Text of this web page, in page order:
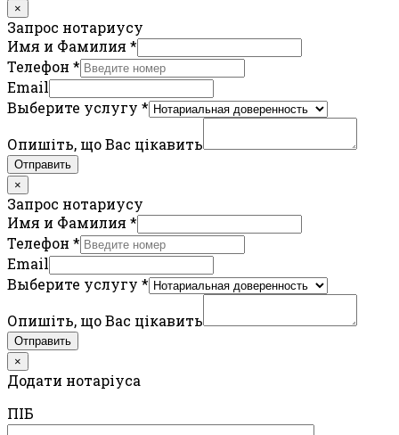
×
Запрос нотариусу
Имя и Фамилия *
Телефон *
Email
Выберите услугу *
Опишіть, що Вас цікавить
Отправить
×
Запрос нотариусу
Имя и Фамилия *
Телефон *
Email
Выберите услугу *
Опишіть, що Вас цікавить
Отправить
×
Додати нотаріуса
ПIБ